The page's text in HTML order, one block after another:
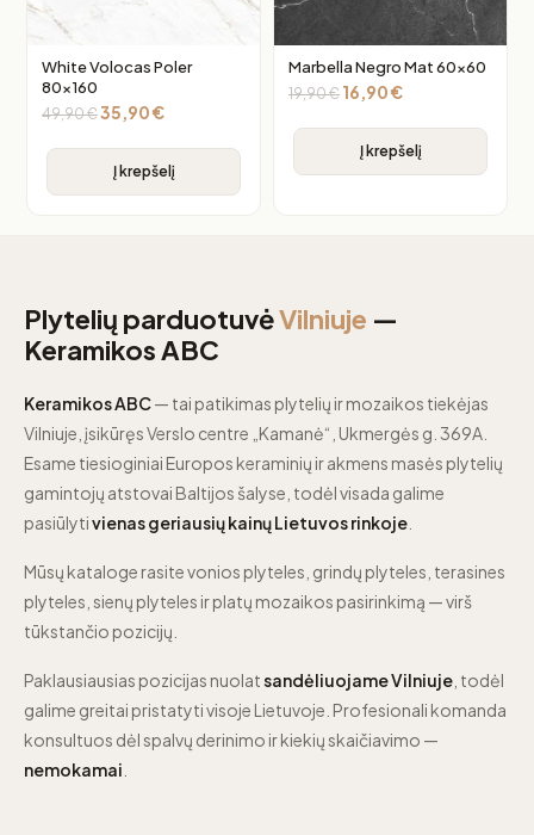
White Volocas Poler
80×160
49,90€35,90€
Į krepšelį
Marbella Negro Mat 60×60
19,90€ 16,90€
Į krepšelį
Plytelių parduotuvėVilniuje —
Keramikos ABC
Keramikos ABC— tai patikimas plytelių ir mozaikos tiekėjas
Vilniuje, įsikūręs Verslo centre „Kamanė“, Ukmergės g. 369A.
Esame tiesioginiai Europos keraminių ir akmens masės plytelių
gamintojų atstovai Baltijos šalyse, todėl visada galime
pasiūlytivienas geriausių kainų Lietuvos rinkoje
Mūsų kataloge rasite vonios plyteles, grindų plyteles, terasines
plyteles, sienų plyteles ir platų mozaikos pasirinkimą — virš
tūkstančio pozicijų.
Paklausiausias pozicijas nuolatsandėliuojame Vilniuje , todėl
galime greitai pristatyti visoje Lietuvoje. Profesionali komanda
konsultuos dėl spalvų derinimo ir kiekių skaičiavimo —
nemokamai